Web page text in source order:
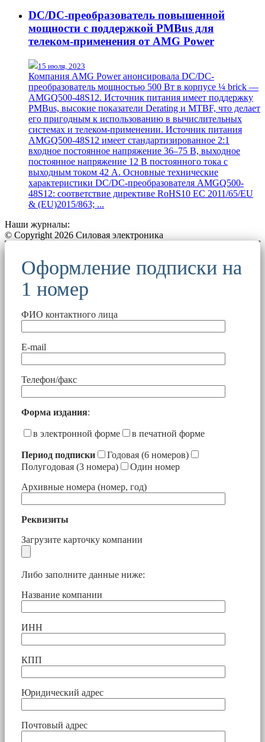
DC/DC-преобразователь повышенной
мощности с поддержкой PMBus для
телеком-применения от AMG Power
15 июля, 2023
Компания AMG Power анонсировала DС/DC-
преобразователь мощностью 500 Вт в корпусе ¼ brick —
AMGQ500-48S12. Источник питания имеет поддержку
PMBus, высокие показатели Derating и MTBF, что делает
его пригодным к использованию в вычислительных
системах и телеком-применении. Источник питания
AMGQ500-48S12 имеет стандартизированное 2:1
входное постоянное напряжение 36–75 В, выходное
постоянное напряжение 12 В постоянного тока с
выходным током 42 А. Основные технические
характеристики DC/DC-преобразователя AMGQ500-
48S12: соответствие директиве RoHS10 ЕС 2011/65/EU
& (EU)2015/863; ...
Наши журналы:
© Copyright 2026 Силовая электроника
Оформление подписки на
1 номер
ФИО контактного лица
E-mail
Телефон/факс
Форма издания:
в электронной форме в печатной форме
Период подписки
Годовая (6 номеров)
Полугодовая (3 номера)
Один номер
Архивные номера (номер, год)
Реквизиты
Загрузите карточку компании
Либо заполните данные ниже:
Название компании
ИНН
КПП
Юридический адрес
Почтовый адрес